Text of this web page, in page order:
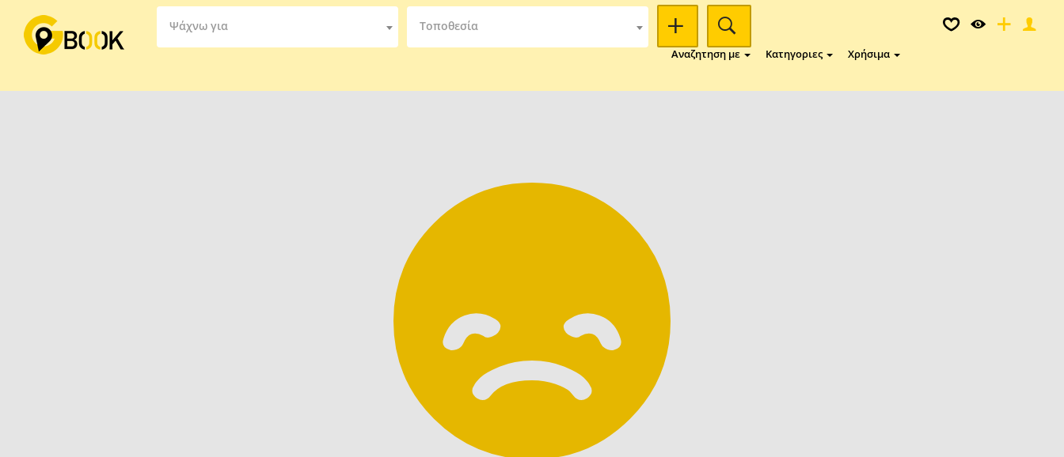
Ψάχνω για Τοποθεσία
Αναζητηση με Κατηγοριες Χρήσιμα